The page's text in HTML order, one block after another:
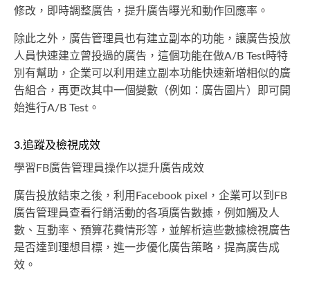
修改，即時調整廣告，提升廣告曝光和動作回應率。
除此之外，廣告管理員也有建立副本的功能，讓廣告投放
人員快速建立曾投過的廣告，這個功能在做A/B Test時特
別有幫助，企業可以利用建立副本功能快速新增相似的廣
告組合，再更改其中一個變數（例如：廣告圖片）即可開
始進行A/B Test。
3.追蹤及檢視成效
學習FB廣告管理員操作以提升廣告成效
廣告投放結束之後，利用Facebook pixel，企業可以到FB
廣告管理員查看行銷活動的各項廣告數據，例如觸及人
數、互動率、預算花費情形等，並解析這些數據檢視廣告
是否達到理想目標，進一步優化廣告策略，提高廣告成
效。